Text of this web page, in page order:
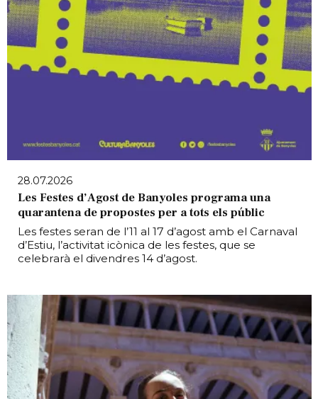
28.07.2026
Les Festes d’Agost de Banyoles programa una
quarantena de propostes per a tots els públic
Les festes seran de l’11 al 17 d’agost amb el Carnaval
d’Estiu, l’activitat icònica de les festes, que se
celebrarà el divendres 14 d’agost.